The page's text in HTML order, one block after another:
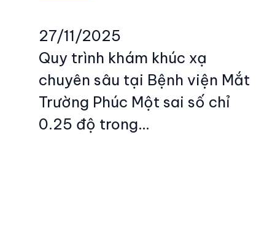
27/11/2025
Quy trình khám khúc xạ
chuyên sâu tại Bệnh viện Mắt
Trường Phúc Một sai số chỉ
0.25 độ trong…